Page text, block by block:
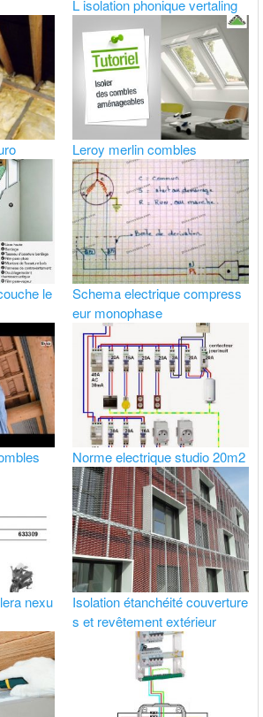
L isolation phonique vertaling
Leroy merlin combles
le
Schema electrique compress
eur monophase
Norme electrique studio 20m2
nexu
Isolation étanchéité couverture
s et revêtement extérieur